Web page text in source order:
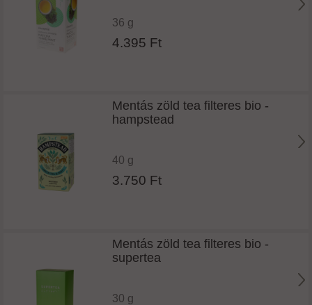
36 g
4.395 Ft
Mentás zöld tea filteres bio -
hampstead
40 g
3.750 Ft
Mentás zöld tea filteres bio -
supertea
30 g